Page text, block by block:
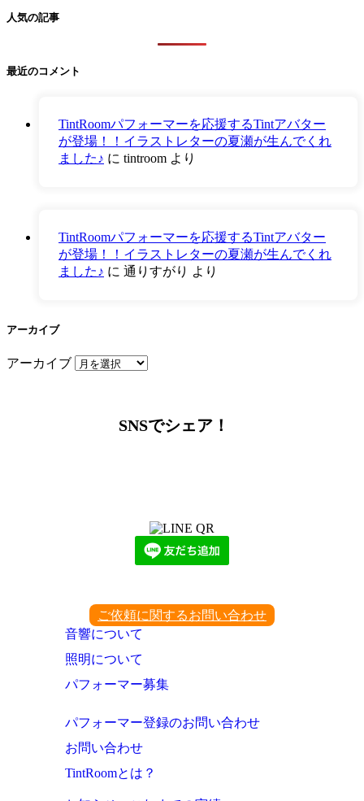
人気の記事
最近のコメント
TintRoomパフォーマーを応援するTintアバター
が登場！！イラストレターの夏瀬が生んでくれ
ました♪ に tintroom より
TintRoomパフォーマーを応援するTintアバター
が登場！！イラストレターの夏瀬が生んでくれ
ました♪ に 通りすがり より
アーカイブ
アーカイブ
SNSでシェア！
ご依頼に関するお問い合わせ
音響について
照明について
パフォーマー募集
パフォーマー登録のお問い合わせ
お問い合わせ
TintRoomとは？